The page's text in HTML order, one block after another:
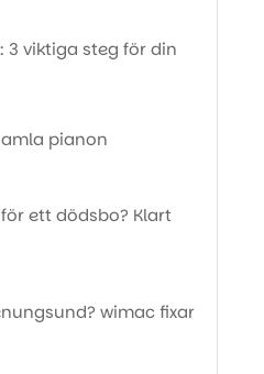
3 viktiga steg för din
pianon
ett dödsbo? Klart
wimac fixar